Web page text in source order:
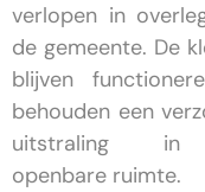
verlopen in
de gemeente. De
blijven
behouden een
uitstraling
openbare ruimte.